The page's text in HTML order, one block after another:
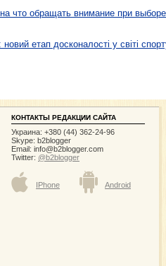
что обращать внимание при
етап досконалості у світі
КОНТАКТЫ РЕДАКЦИИ САЙТА
Украина: +380 (44) 362-24-96
Skype: b2blogger
Email: info@b2blogger.com
Twitter: @b2blogger
IPhone Android